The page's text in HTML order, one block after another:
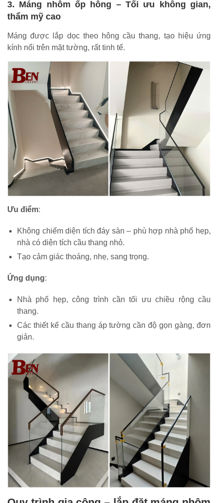
3. Máng nhôm ốp hông – Tối ưu không gian,
thẩm mỹ cao
Máng được lắp dọc theo hông cầu thang, tạo hiệu ứng
kính nổi trên mặt tường, rất tinh tế.
Ưu điểm:
Không chiếm diện tích đáy sàn – phù hợp nhà phố hẹp,
nhà có diện tích cầu thang nhỏ.
Tạo cảm giác thoáng, nhẹ, sang trọng.
Ứng dụng:
Nhà phố hẹp, công trình cần tối ưu chiều rộng cầu
thang.
Các thiết kế cầu thang áp tường cần độ gọn gàng, đơn
giản.